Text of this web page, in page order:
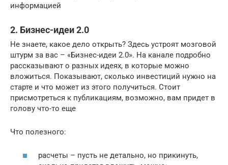
информацией
2. Бизнес-идеи 2.0
Не знаете, какое дело открыть? Здесь устроят мозговой
штурм за вас – «Бизнес-идеи 2.0». На канале подробно
рассказывают о разных идеях, в которые можно
вложиться. Показывают, сколько инвестиций нужно на
старте и что может из этого получиться. Стоит
присмотреться к публикациям, возможно, вам придет в
голову что-то еще
Что полезного:
расчеты – пусть не детально, но прикинуть,